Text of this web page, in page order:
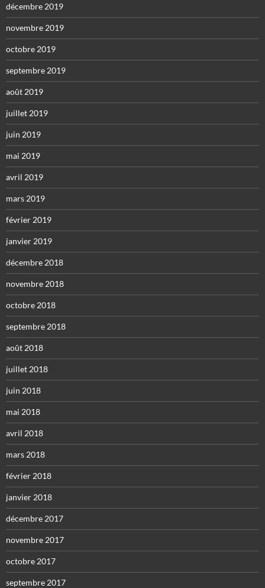
décembre 2019
novembre 2019
octobre 2019
septembre 2019
août 2019
juillet 2019
juin 2019
mai 2019
avril 2019
mars 2019
février 2019
janvier 2019
décembre 2018
novembre 2018
octobre 2018
septembre 2018
août 2018
juillet 2018
juin 2018
mai 2018
avril 2018
mars 2018
février 2018
janvier 2018
décembre 2017
novembre 2017
octobre 2017
septembre 2017